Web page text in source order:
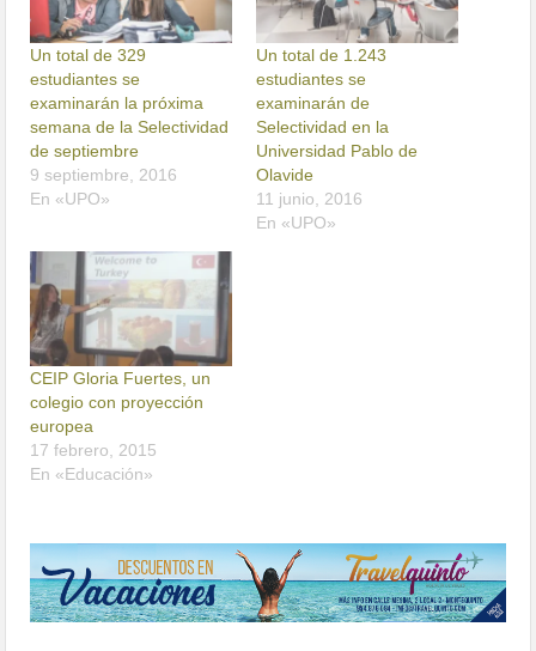
Un total de 329
estudiantes se
examinarán la próxima
semana de la Selectividad
de septiembre
9 septiembre, 2016
En «UPO»
Un total de 1.243
estudiantes se
examinarán de
Selectividad en la
Universidad Pablo de
Olavide
11 junio, 2016
En «UPO»
CEIP Gloria Fuertes, un
colegio con proyección
europea
17 febrero, 2015
En «Educación»